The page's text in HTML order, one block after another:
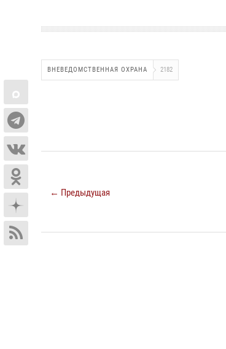
ВНЕВЕДОМСТВЕННАЯ ОХРАНА 2182
← Предыдущая